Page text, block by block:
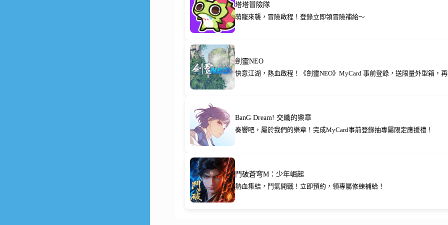
塔塔冒險隊
萌寵來襲，冒險啟程！登錄立即領冒險補給～
劍靈NEO
快意江湖，熱血啟程！《劍靈NEO》MyCard 事前登錄，送限量外型箱，
BanG Dream! 交織的樂章
奏響吧，屬於我們的樂章！完成MyCard事前登錄抽專屬限定應援禮！
鬥破蒼穹M：少年崛起
熱血集結，鬥氣開戰！立即預約，領專屬修練補給！